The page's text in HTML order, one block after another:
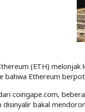
(ETH) melonjak
bahwa Ethereum
coingape.com,
disinyalir bakal